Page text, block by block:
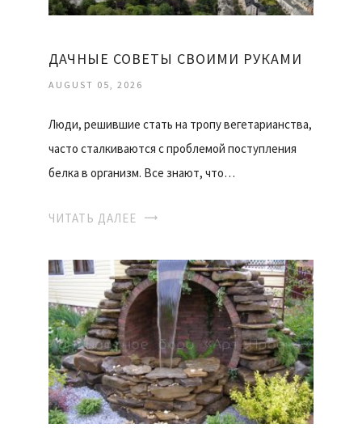
ДАЧНЫЕ СОВЕТЫ СВОИМИ РУКАМИ
AUGUST 05, 2026
Люди, решившие стать на тропу вегетарианства,
часто сталкиваются с проблемой поступления
белка в организм. Все знают, что…
ЧИТАТЬ ДАЛЕЕ